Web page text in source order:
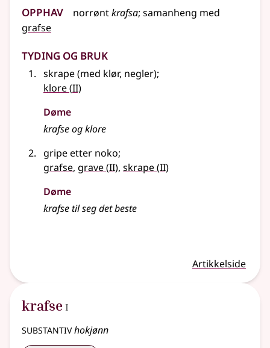
Opphav norrøntkrafsa; samanheng med
grafse
Tyding og bruk
skrape (med klør, negler);
klore(2
II)
Døme
krafse og klore
gripe etter noko;
grafse, grave(2
II), skrape(2
II)
Døme
krafse til seg det beste
Artikkelside
krafse 1
I
substantivhokjønn